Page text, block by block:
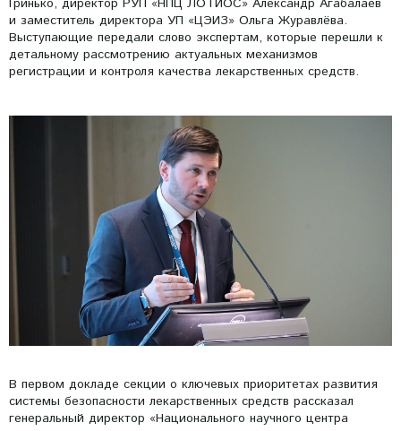
Гринько, директор РУП «НПЦ ЛОТИОС» Александр Агабалаев
и заместитель директора УП «ЦЭИЗ» Ольга Журавлёва.
Выступающие передали слово экспертам, которые перешли к
детальному рассмотрению актуальных механизмов
регистрации и контроля качества лекарственных средств.
В первом докладе секции о ключевых приоритетах развития
системы безопасности лекарственных средств рассказал
генеральный директор «Национального научного центра